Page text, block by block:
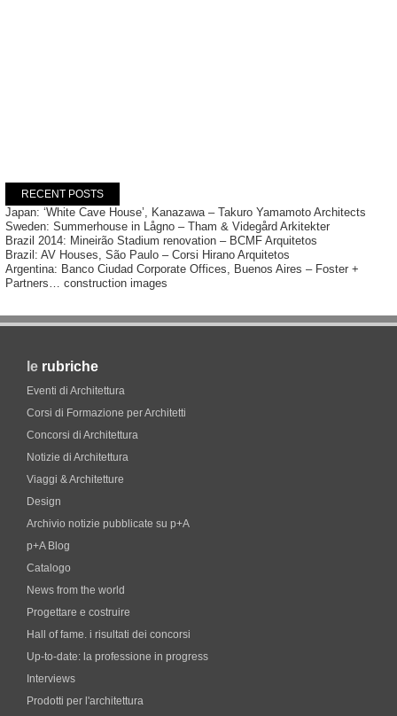
RECENT POSTS
Japan: ‘White Cave House’, Kanazawa – Takuro Yamamoto Architects
Sweden: Summerhouse in Lågno – Tham & Videgård Arkitekter
Brazil 2014: Mineirão Stadium renovation – BCMF Arquitetos
Brazil: AV Houses, São Paulo – Corsi Hirano Arquitetos
Argentina: Banco Ciudad Corporate Offices, Buenos Aires – Foster +
Partners… construction images
le rubriche
Eventi di Architettura
Corsi di Formazione per Architetti
Concorsi di Architettura
Notizie di Architettura
Viaggi & Architetture
Design
Archivio notizie pubblicate su p+A
p+A Blog
Catalogo
News from the world
Progettare e costruire
Hall of fame. i risultati dei concorsi
Up-to-date: la professione in progress
Interviews
Prodotti per l'architettura